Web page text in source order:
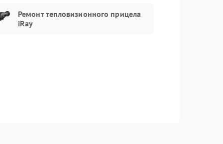
Ремонт тепловизионного прицела
iRay